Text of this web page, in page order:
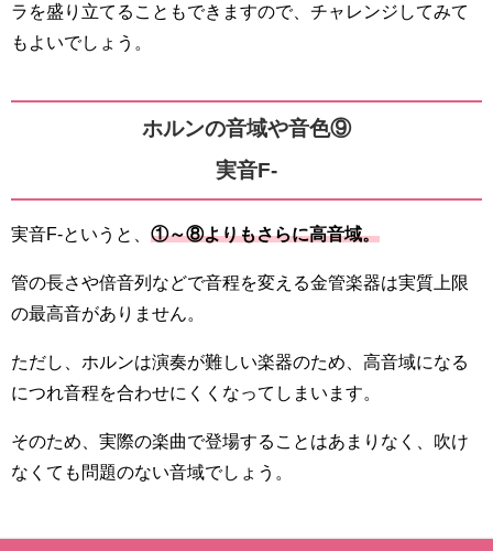
ラを盛り立てることもできますので、チャレンジしてみて
もよいでしょう。
ホルンの音域や音色⑨
実音F-
実音F-というと、 ①～⑧よりもさらに高音域。
管の長さや倍音列などで音程を変える金管楽器は実質上限
の最高音がありません。
ただし、ホルンは演奏が難しい楽器のため、高音域になる
につれ音程を合わせにくくなってしまいます。
そのため、実際の楽曲で登場することはあまりなく、吹け
なくても問題のない音域でしょう。